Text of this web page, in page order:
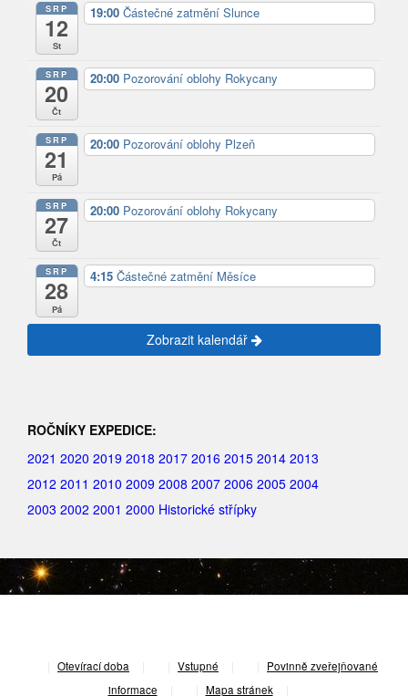
SRP
12
St
19:00 Částečné zatmění Slunce
SRP
20
Čt
20:00 Pozorování oblohy Rokycany
SRP
21
Pá
20:00 Pozorování oblohy Plzeň
SRP
27
Čt
20:00 Pozorování oblohy Rokycany
SRP
28
Pá
4:15 Částečné zatmění Měsíce
Zobrazit kalendář
ROČNÍKY EXPEDICE:
2021 2020 2019 2018 2017 2016 2015 2014 2013
2012 2011 2010 2009 2008 2007 2006 2005 2004
2003 2002 2001 2000 Historické střípky
Otevírací doba Vstupné
Povinně zveřejňované
informace
Mapa stránek